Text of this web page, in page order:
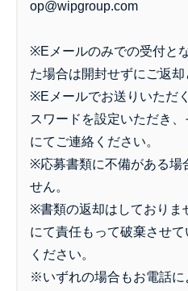
op@wipgroup.com
※Eメールのみでの受付と
た場合は開封せずにご返却
※Eメールでお送りいただ
スワードを設定いただき
にてご連絡ください。
※応募書類に不備がある場
せん。
※書類の返却はしておりま
にて責任もって破棄させ
ください。
※いずれの場合もお電話に